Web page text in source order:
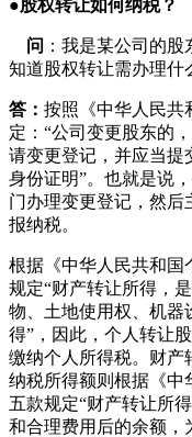
●股权转让如何纳税？
问 ：我是某公司的
知道股权转让需办理什
答： 按照《中华人民共
定：“公司变更股东的
请变更登记，并应当提
身份证明”。也就是说
门办理变更登记，然后
报纳税。
根据《中华人民共和国
规定“财产转让所得，
物、土地使用权、机器
得”，因此，个人转让
缴纳个人所得税。财产
纳税所得额则根据《中
五款规定“财产转让所
和合理费用后的余额，